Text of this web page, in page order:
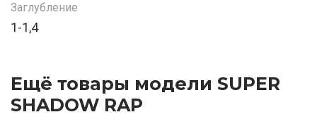
Заглубление
1-1,4
Ещё товары модели SUPER
SHADOW RAP